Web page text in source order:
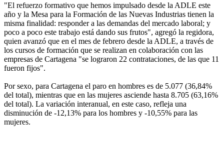
"El refuerzo formativo que hemos impulsado desde la ADLE este
año y la Mesa para la Formación de las Nuevas Industrias tienen la
misma finalidad: responder a las demandas del mercado laboral; y
poco a poco este trabajo está dando sus frutos", agregó la regidora,
quien avanzó que en el mes de febrero desde la ADLE, a través de
los cursos de formación que se realizan en colaboración con las
empresas de Cartagena "se lograron 22 contrataciones, de las que 11
fueron fijos".
Por sexo, para Cartagena el paro en hombres es de 5.077 (36,84%
del total), mientras que en las mujeres asciende hasta 8.705 (63,16%
del total). La variación interanual, en este caso, refleja una
disminución de -12,13% para los hombres y -10,55% para las
mujeres.